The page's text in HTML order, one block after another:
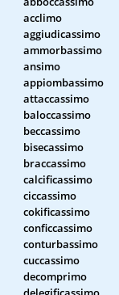
acclimo
aggiudicassimo
ammorbassimo
ansimo
appiombassimo
attaccassimo
baloccassimo
beccassimo
bisecassimo
braccassimo
calcificassimo
ciccassimo
cokificassimo
conficcassimo
conturbassimo
cuccassimo
decomprimo